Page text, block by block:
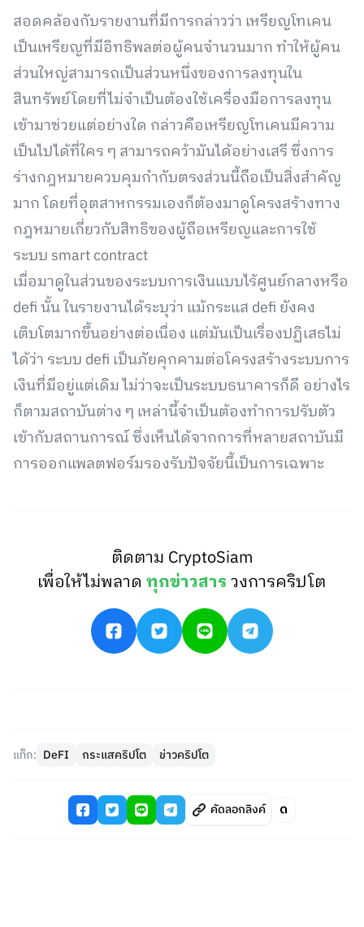
สอดคล้องกับรายงานที่มีการกล่าวว่า เหรียญโทเคน
เป็นเหรียญที่มีอิทธิพลต่อผู้คนจำนวนมาก ทำให้ผู้คน
ส่วนใหญ่สามารถเป็นส่วนหนึ่งของการลงทุนใน
สินทรัพย์โดยที่ไม่จำเป็นต้องใช้เครื่องมือการลงทุน
เข้ามาช่วยแต่อย่างใด กล่าวคือเหรียญโทเคนมีความ
เป็นไปได้ที่ใคร ๆ สามารถคว้ามันได้อย่างเสรี ซึ่งการ
ร่างกฎหมายควบคุมกำกับตรงส่วนนี้ถือเป็นสิ่งสำคัญ
มาก โดยที่อุตสาหกรรมเองก็ต้องมาดูโครงสร้างทาง
กฎหมายเกี่ยวกับสิทธิของผู้ถือเหรียญและการใช้
ระบบ smart contract
เมื่อมาดูในส่วนของระบบการเงินแบบไร้ศูนย์กลางหรือ
defi นั้น ในรายงานได้ระบุว่า แม้กระแส defi ยังคง
เติบโตมากขึ้นอย่างต่อเนื่อง แต่มันเป็นเรื่องปฏิเสธไม่
ได้ว่า ระบบ defi เป็นภัยคุกคามต่อโครงสร้างระบบการ
เงินที่มีอยู่แต่เดิม ไม่ว่าจะเป็นระบบธนาคารก็ดี อย่างไร
ก็ตามสถาบันต่าง ๆ เหล่านี้จำเป็นต้องทำการปรับตัว
เข้ากับสถานการณ์ ซึ่งเห็นได้จากการที่หลายสถาบันมี
การออกแพลตฟอร์มรองรับปัจจัยนี้เป็นการเฉพาะ
ติดตาม CryptoSiam
เพื่อให้ไม่พลาดทุกข่าวสารวงการคริปโต
แท็ก: DeFI กระแสคริปโต ข่าวคริปโต
คัดลอกลิงค์